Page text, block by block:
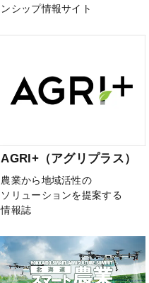
ンシップ情報サイト
AGRI+（アグリプラス）
農業から地域活性の
ソリューションを提案する
情報誌